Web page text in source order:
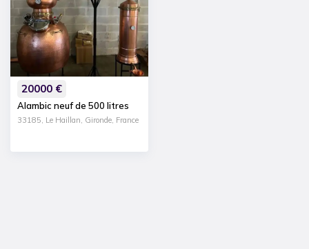
20000 €
Alambic neuf de 500 litres
33185, Le Haillan, Gironde, France